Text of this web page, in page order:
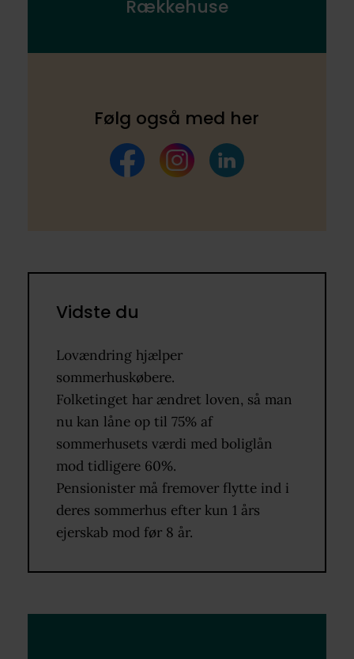
Vidste du
Lovændring hjælper
sommerhuskøbere.
Folketinget har ændret loven, så man
nu kan låne op til 75% af
sommerhusets værdi med boliglån
mod tidligere 60%.
Pensionister må fremover flytte ind i
deres sommerhus efter kun 1 års
ejerskab mod før 8 år.
Rækkehuse
Følg også med her
FacebookInstagramLinkedIn